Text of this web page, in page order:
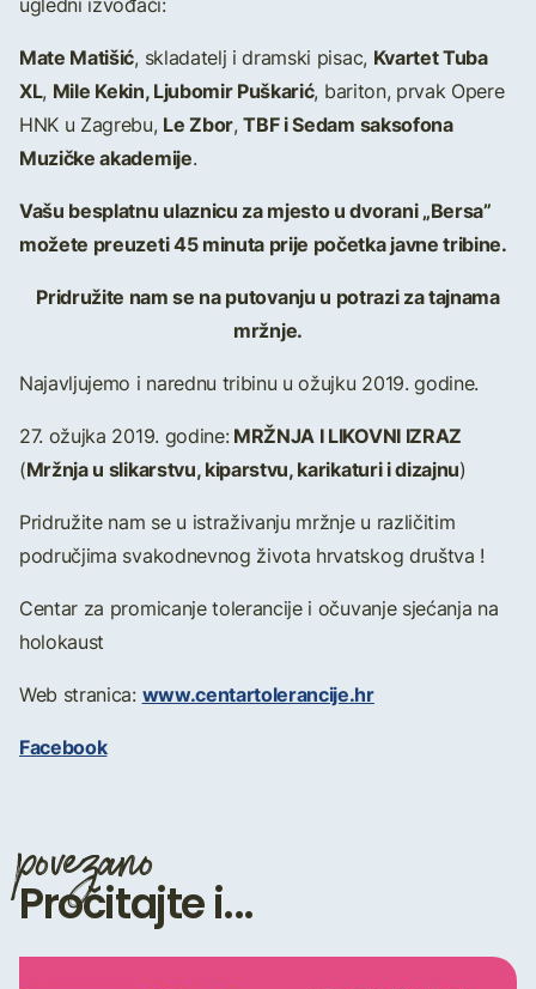
Mate Matišić, skladatelj i dramski pisac, Kvartet Tuba
XL, Mile Kekin, Ljubomir Puškarić, bariton, prvak Opere
HNK u Zagrebu, Le Zbor,TBF i Sedam saksofona
Muzičke akademije.
Vašu besplatnu ulaznicu za mjesto u dvorani „Bersa”
možete preuzeti 45 minuta prije početka javne tribine.
Pridružite nam se na putovanju u potrazi za tajnama
mržnje.
Najavljujemo i narednu tribinu u ožujku 2019. godine.
27. ožujka 2019. godine:MRŽNJA I LIKOVNI IZRAZ
(Mržnja u slikarstvu, kiparstvu, karikaturi i dizajnu)
Pridružite nam se u istraživanju mržnje u različitim
područjima svakodnevnog života hrvatskog društva !
Centar za promicanje tolerancije i očuvanje sjećanja na
holokaust
Web stranica: www.centartolerancije.hr
Facebook
povezano
Pročitajte i...